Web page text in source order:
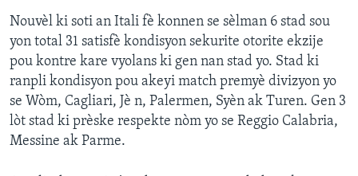
Nouvèl ki soti an Itali fè konnen se sèlman 6 stad sou
yon total 31 satisfè kondisyon sekurite otorite ekzije
pou kontre kare vyolans ki gen nan stad yo. Stad ki
ranpli kondisyon pou akeyi match premyè divizyon yo
se Wòm, Cagliari, Jè n, Palermen, Syèn ak Turen. Gen 3
lòt stad ki prèske respekte nòm yo se Reggio Calabria,
Messine ak Parme.